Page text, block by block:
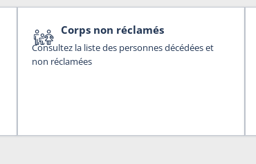
Corps non réclamés
Consultez la liste des personnes décédées et
non réclamées